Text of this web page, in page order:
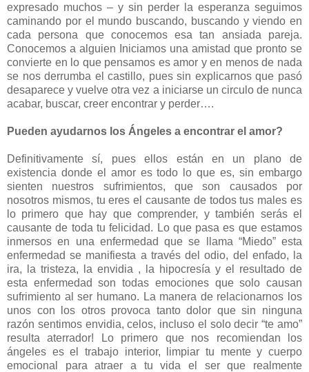
expresado muchos – y sin perder la esperanza seguimos
caminando por el mundo buscando, buscando y viendo en
cada persona que conocemos esa tan ansiada pareja.
Conocemos a alguien Iniciamos una amistad que pronto se
convierte en lo que pensamos es amor y en menos de nada
se nos derrumba el castillo, pues sin explicarnos que pasó
desaparece y vuelve otra vez a iniciarse un circulo de nunca
acabar, buscar, creer encontrar y perder….
Pueden ayudarnos los Ángeles a encontrar el amor?
Definitivamente sí, pues ellos están en un plano de
existencia donde el amor es todo lo que es, sin embargo
sienten nuestros sufrimientos, que son causados por
nosotros mismos, tu eres el causante de todos tus males es
lo primero que hay que comprender, y también serás el
causante de toda tu felicidad. Lo que pasa es que estamos
inmersos en una enfermedad que se llama “Miedo” esta
enfermedad se manifiesta a través del odio, del enfado, la
ira, la tristeza, la envidia , la hipocresía y el resultado de
esta enfermedad son todas emociones que solo causan
sufrimiento al ser humano. La manera de relacionarnos los
unos con los otros provoca tanto dolor que sin ninguna
razón sentimos envidia, celos, incluso el solo decir “te amo”
resulta aterrador! Lo primero que nos recomiendan los
ángeles es el trabajo interior, limpiar tu mente y cuerpo
emocional para atraer a tu vida el ser que realmente